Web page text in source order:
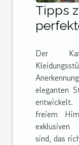
Tipps
Der
eleganten
freiem
exklusiven
sind, das